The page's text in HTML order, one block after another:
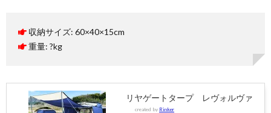
収納サイズ: 60×40×15cm
重量: ?kg
リヤゲートタープ レヴォルヴァ
created by Rinker